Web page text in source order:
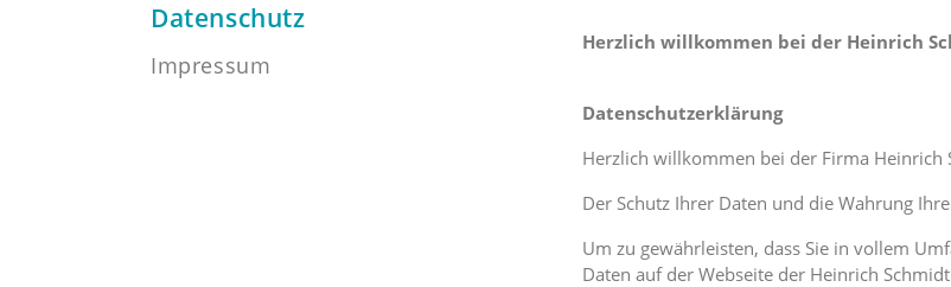
Datenschutz
Impressum
Herzlich willkommen bei der Heinrich
Datenschutzerklärung
Herzlich willkommen bei der Firma Heinrich
Der Schutz Ihrer Daten und die Wahrung
Um zu gewährleisten, dass Sie in vollem
Daten auf der Webseite der Heinrich